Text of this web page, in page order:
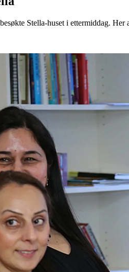
Stella-huset i ettermiddag.